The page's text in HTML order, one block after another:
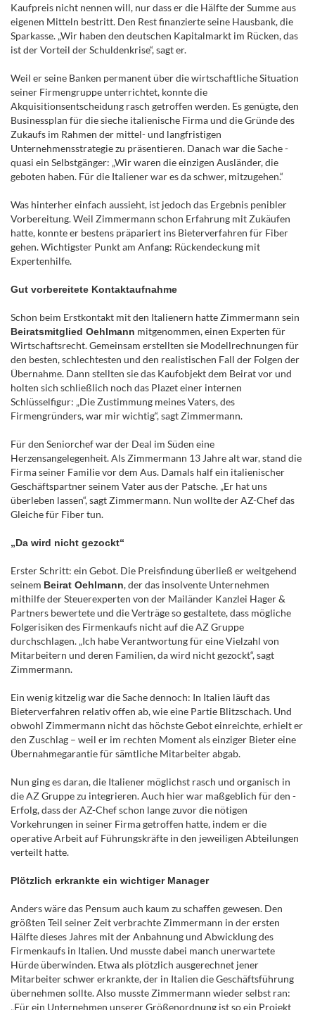
Kaufpreis nicht nennen will, nur dass er die Hälfte der Summe aus
eigenen Mitteln bestritt. Den Rest finanzierte seine Hausbank, die
Sparkasse. „Wir haben den deutschen Kapitalmarkt im Rücken, das
ist der Vorteil der Schuldenkrise“, sagt er.
Weil er seine Banken permanent über die wirtschaftliche Situation
seiner Firmengruppe unterrichtet, konnte die
Akquisitionsentscheidung rasch getroffen werden. Es genügte, den
Businessplan für die sieche italienische Firma und die Gründe des
Zukaufs im Rahmen der mittel- und langfristigen
Unternehmensstra­tegie zu präsentieren. Danach war die Sache ­
quasi ein Selbstgänger: „Wir waren die einzigen Ausländer, die
geboten haben. Für die Italiener war es da schwer, mitzugehen.“
Was hinterher einfach aussieht, ist jedoch das Ergebnis penibler
Vorbereitung. Weil Zimmermann schon Erfahrung mit Zukäufen
hatte, konnte er bestens präpariert ins Bieterverfahren für Fiber
gehen. Wichtigster Punkt am Anfang: Rückendeckung mit
Expertenhilfe.
Gut vorbereitete Kontaktaufnahme
Schon beim Erstkontakt mit den Italienern hatte Zimmermann sein
Beiratsmitglied Oehlmann mitgenommen, einen Experten für
Wirtschaftsrecht. Gemeinsam erstellten sie Modellrechnungen für
den besten, schlechtesten und den realistischen Fall der Folgen der
Übernahme. Dann stellten sie das Kaufobjekt dem Beirat vor und
holten sich schließlich noch das ­Plazet einer internen
Schlüsselfigur: „Die Zustimmung meines Vaters, des
Firmengründers, war mir wichtig“, sagt Zimmermann.
Für den Seniorchef war der Deal im Süden ­eine
Herzensangelegenheit. Als Zimmermann 13 Jahre alt war, stand die
Firma seiner Familie vor dem Aus. Damals half ein italienischer
Geschäftspartner seinem Vater aus der Patsche. „Er hat uns
überleben lassen“, sagt Zimmermann. Nun wollte der AZ-Chef das
Gleiche für Fiber tun.
„Da wird nicht gezockt“
Erster Schritt: ein Gebot. Die Preisfindung überließ er weitgehend
seinem Beirat Oehlmann, der das insolvente Unternehmen
mithilfe der Steuerexperten von der Mailänder Kanzlei Hager &
Partners bewertete und die Ver­träge so gestaltete, dass mögliche
Folgerisiken des Firmenkaufs nicht auf die AZ Gruppe
durchschlagen. „Ich habe Verantwortung für eine Vielzahl von
Mitarbeitern und deren Familien, da wird nicht gezockt“, sagt
Zimmermann.
Ein wenig kitzelig war die Sache dennoch: In Italien läuft das
Bieterverfahren relativ offen ab, wie eine Partie Blitzschach. Und
obwohl Zimmermann nicht das höchste Gebot einreichte, erhielt er
den Zuschlag – weil er im rechten Moment als einziger Bieter eine
Übernahmegarantie für sämtliche Mitarbeiter abgab.
Nun ging es daran, die Italiener möglichst rasch und organisch in
die AZ Gruppe zu integrieren. Auch hier war maßgeblich für den ­
Erfolg, dass der AZ-Chef schon lange zuvor die nötigen
Vorkehrungen in seiner Firma getroffen hatte, indem er die
operative Arbeit auf Führungskräfte in den jeweiligen Abteilungen
verteilt hatte.
Plötzlich erkrankte ein wichtiger Manager
Anders wäre das Pensum auch kaum zu schaffen gewesen. Den
größten Teil seiner Zeit verbrachte Zimmermann in der ersten
Hälfte dieses Jahres mit der Anbahnung und Abwicklung des
Firmenkaufs in Italien. Und musste dabei manch unerwartete
Hürde überwinden. Etwa als plötzlich ausgerechnet jener
Mitarbeiter schwer erkrankte, der in Italien die Geschäftsführung
übernehmen sollte. Also musste Zimmermann wieder selbst ran:
„Für ein Unternehmen unserer Größenordnung ist so ein Projekt